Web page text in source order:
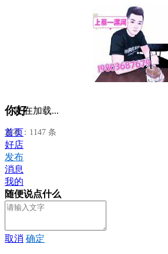
你好
发布：1147 条
正在加载...
首页
好店
发布
消息
我的
随便说点什么
取消 确定